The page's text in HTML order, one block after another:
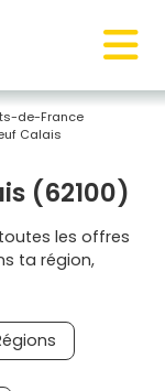
de-France
Calais
(62100)
les offres
ta région,